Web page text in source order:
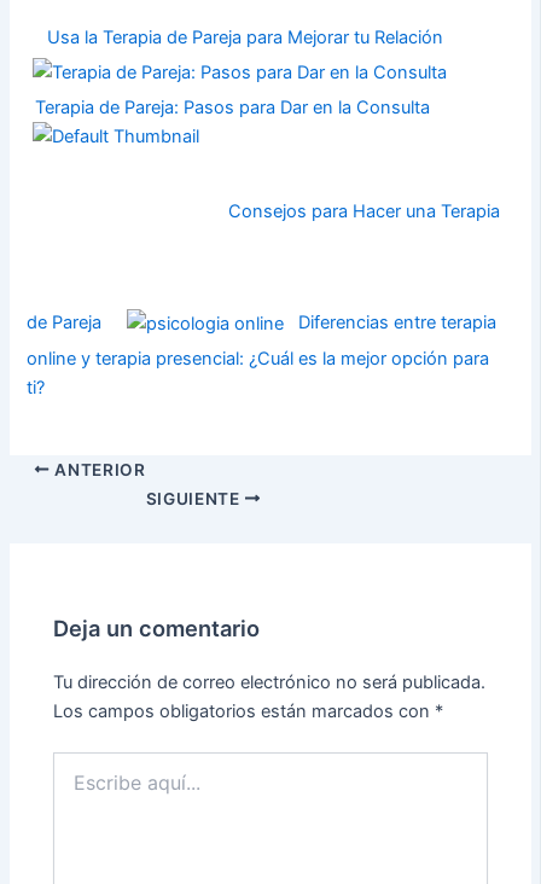
Usa la Terapia de Pareja para Mejorar tu Relación
Terapia de Pareja: Pasos para Dar en la Consulta
Consejos para Hacer una Terapia
de Pareja
Diferencias entre terapia
online y terapia presencial: ¿Cuál es la mejor opción para
ti?
ANTERIOR
SIGUIENTE
Deja un comentario
Tu dirección de correo electrónico no será publicada.
Los campos obligatorios están marcados con *
aquí...